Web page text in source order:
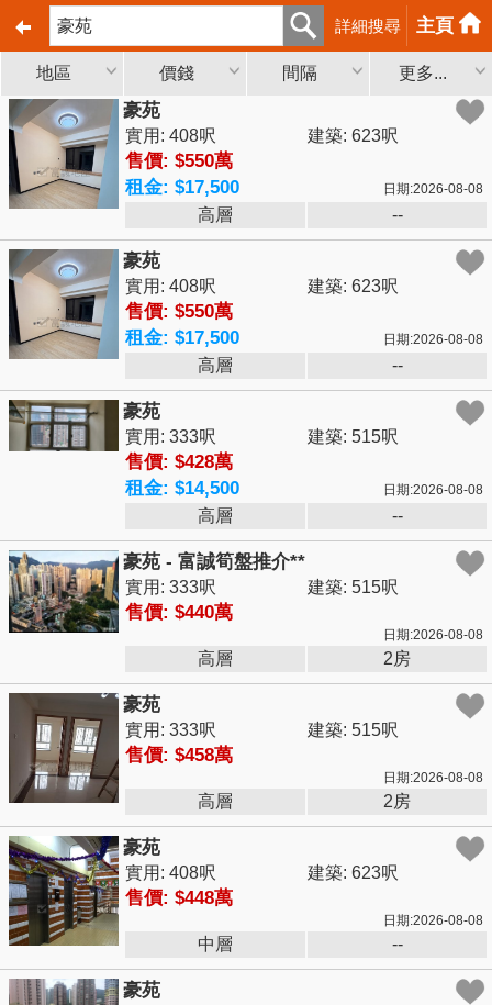
詳細搜尋 主頁
地區 價錢 間隔 更多...
豪苑
實用: 408呎 建築: 623呎
售價: $550萬
租金: $17,500
日期:2026-08-08
高層 --
豪苑
實用: 408呎 建築: 623呎
售價: $550萬
租金: $17,500
日期:2026-08-08
高層 --
豪苑
實用: 333呎 建築: 515呎
售價: $428萬
租金: $14,500
日期:2026-08-08
高層 --
豪苑 - 富誠筍盤推介**
實用: 333呎 建築: 515呎
售價: $440萬
日期:2026-08-08
高層 2房
豪苑
實用: 333呎 建築: 515呎
售價: $458萬
日期:2026-08-08
高層 2房
豪苑
實用: 408呎 建築: 623呎
售價: $448萬
日期:2026-08-08
中層 --
豪苑